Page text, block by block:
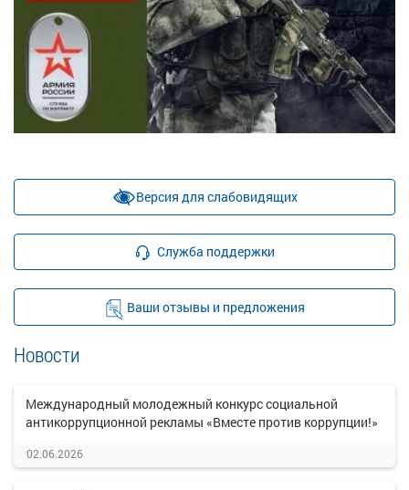
Версия для слабовидящих
Служба поддержки
Ваши отзывы и предложения
Новости
Международный молодежный конкурс социальной
антикоррупционной рекламы «Вместе против коррупции!»
02.06.2026